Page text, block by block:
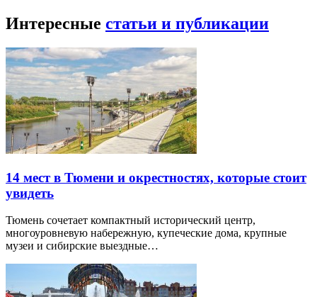
Интересные статьи и публикации
14 мест в Тюмени и окрестностях, которые стоит
увидеть
Тюмень сочетает компактный исторический центр,
многоуровневую набережную, купеческие дома, крупные
музеи и сибирские выездные…